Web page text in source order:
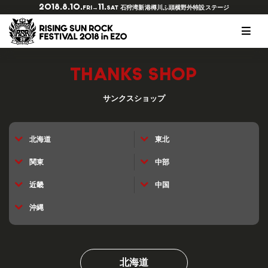
2018.8.10. FRI→ 11.SAT 石狩湾新港樽川ふ頭横野外特設ステージ
THANKS SHOP
サンクスショップ
北海道 東北
関東 中部
近畿 中国
沖縄
北海道
FAQ
会場マナーについて
アーティストリクエスト
チケットのリセールに関して
オフィシャルダイニング チュプ
ウォーターステーション
THE SOLAR BUDOKAN IN EZO
サンクスショップ
Tシャツデザインコンペ
スマイルギャラリー2017